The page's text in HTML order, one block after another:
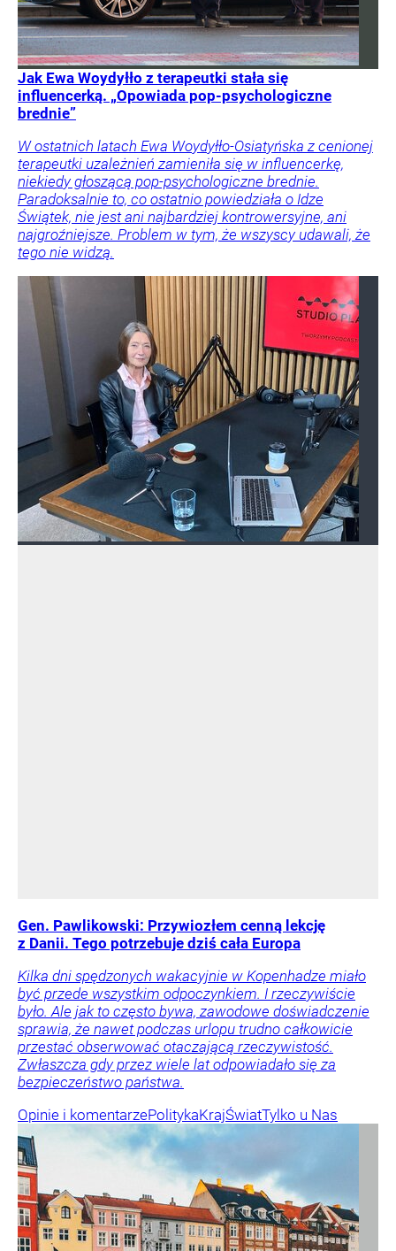
Jak Ewa Woydyłło z terapeutki stała się
influencerką. „Opowiada pop-psychologiczne
brednie”
W ostatnich latach Ewa Woydyłło-Osiatyńska z cenionej
terapeutki uzależnień zamieniła się w influencerkę,
niekiedy głoszącą pop-psychologiczne brednie.
Paradoksalnie to, co ostatnio powiedziała o Idze
Świątek, nie jest ani najbardziej kontrowersyjne, ani
najgroźniejsze. Problem w tym, że wszyscy udawali, że
tego nie widzą.
Gen. Pawlikowski: Przywiozłem cenną lekcję
z Danii. Tego potrzebuje dziś cała Europa
Kilka dni spędzonych wakacyjnie w Kopenhadze miało
być przede wszystkim odpoczynkiem. I rzeczywiście
było. Ale jak to często bywa, zawodowe doświadczenie
sprawia, że nawet podczas urlopu trudno całkowicie
przestać obserwować otaczającą rzeczywistość.
Zwłaszcza gdy przez wiele lat odpowiadało się za
bezpieczeństwo państwa.
Opinie i komentarzePolitykaKrajŚwiatTylko u Nas